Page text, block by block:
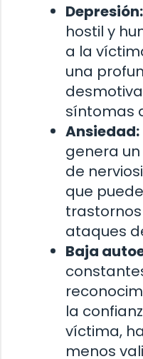
Depresión:
hostil y
a la
una
síntomas
Ansiedad:
genera
de
que
ataques
Baja
la
víctima,
menos